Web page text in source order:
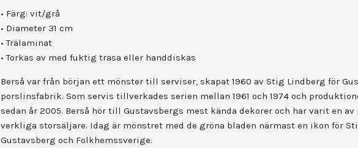
• Färg: vit/grå
• Diameter 31 cm
• Trälaminat
• Torkas av med fuktig trasa eller handdiskas
Berså var från början ett mönster till serviser, skapat 1960 av Stig Lindberg för
porslinsfabrik. Som servis tillverkades serien mellan 1961 och 1974 och
sedan år 2005. Berså hör till Gustavsbergs mest kända dekorer och har varit en
verkliga storsäljare. Idag är mönstret med de gröna bladen närmast en ikon för
Gustavsberg och Folkhemssverige.